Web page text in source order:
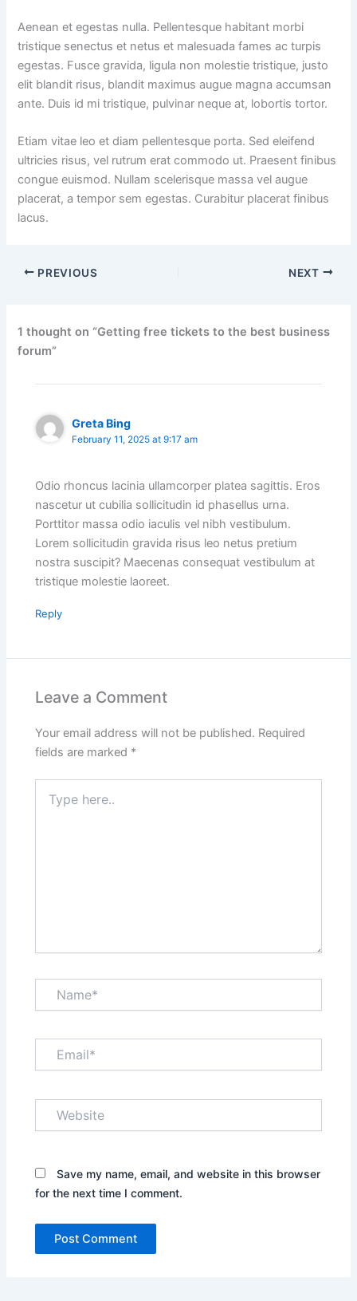
Aenean et egestas nulla. Pellentesque habitant morbi
tristique senectus et netus et malesuada fames ac turpis
egestas. Fusce gravida, ligula non molestie tristique, justo
elit blandit risus, blandit maximus augue magna accumsan
ante. Duis id mi tristique, pulvinar neque at, lobortis tortor.
Etiam vitae leo et diam pellentesque porta. Sed eleifend
ultricies risus, vel rutrum erat commodo ut. Praesent finibus
congue euismod. Nullam scelerisque massa vel augue
placerat, a tempor sem egestas. Curabitur placerat finibus
lacus.
PREVIOUS NEXT
1 thought on “Getting free tickets to the best business
forum”
Greta Bing
February 11, 2025 at 9:17 am
Odio rhoncus lacinia ullamcorper platea sagittis. Eros
nascetur ut cubilia sollicitudin id phasellus urna.
Porttitor massa odio iaculis vel nibh vestibulum.
Lorem sollicitudin gravida risus leo netus pretium
nostra suscipit? Maecenas consequat vestibulum at
tristique molestie laoreet.
Reply
Leave a Comment
Your email address will not be published. Required
fields are marked *
here..
Save my name, email, and website in this browser
for the next time I comment.